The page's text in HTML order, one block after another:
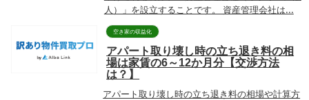
人）」を設立することです。 資産管理会社は...
空き家の収益化
アパート取り壊し時の立ち退き料の相
場は家賃の6～12か月分【交渉方法
は？】
アパート取り壊し時の立ち退き料の相場や計算方